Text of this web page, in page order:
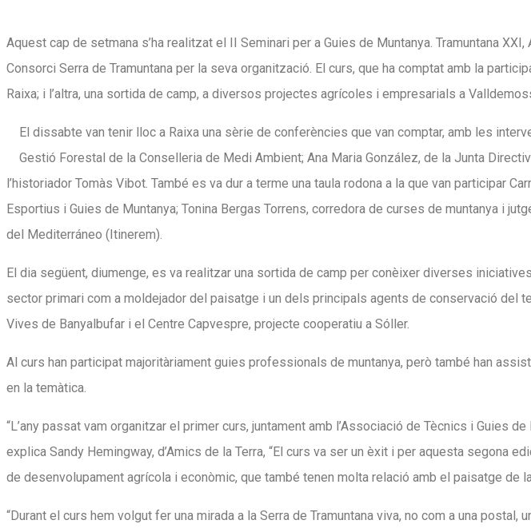
Aquest cap de setmana s’ha realitzat el II Seminari per a Guies de Muntanya. Tramuntana
Consorci Serra de Tramuntana per la seva organització. El curs, que ha comptat amb la
Raixa; i l’altra, una sortida de camp, a diversos projectes agrícoles i empresarials a
El dissabte van tenir lloc a Raixa una sèrie de conferències que van comptar, amb les
Gestió Forestal de la Conselleria de Medi Ambient; Ana Maria González, de la Junta
l’historiador Tomàs Vibot. També es va dur a terme una taula rodona a la que van participar
Esportius i Guies de Muntanya; Tonina Bergas Torrens, corredora de curses de muntanya i
del Mediterráneo (Itinerem).
El dia següent, diumenge, es va realitzar una sortida de camp per conèixer diverses
sector primari com a moldejador del paisatge i un dels principals agents de conservació del
Vives de Banyalbufar i el Centre Capvespre, projecte cooperatiu a Sóller.
Al curs han participat majoritàriament guies professionals de muntanya, però també han
en la temàtica.
“L’any passat vam organitzar el primer curs, juntament amb l’Associació de Tècnics i Guies
explica Sandy Hemingway, d’Amics de la Terra, “El curs va ser un èxit i per aquesta segona
de desenvolupament agrícola i econòmic, que també tenen molta relació amb el paisatge de la
“Durant el curs hem volgut fer una mirada a la Serra de Tramuntana viva, no com a una